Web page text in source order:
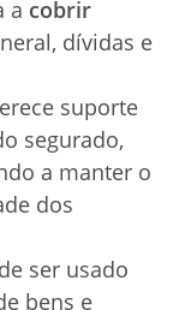
a cobrir
dívidas e
suporte
segurado,
a manter o
dos
ser usado
bens e